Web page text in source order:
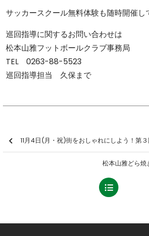
サッカースクール無料体験も随時開催し
巡回指導に関するお問い合わせは
松本山雅フットボールクラブ事務局
TEL 0263-88-5523
巡回指導担当 久保まで
11月4日(月・祝)街をおしゃれにしよう！第３回中信コ
松本山雅どら